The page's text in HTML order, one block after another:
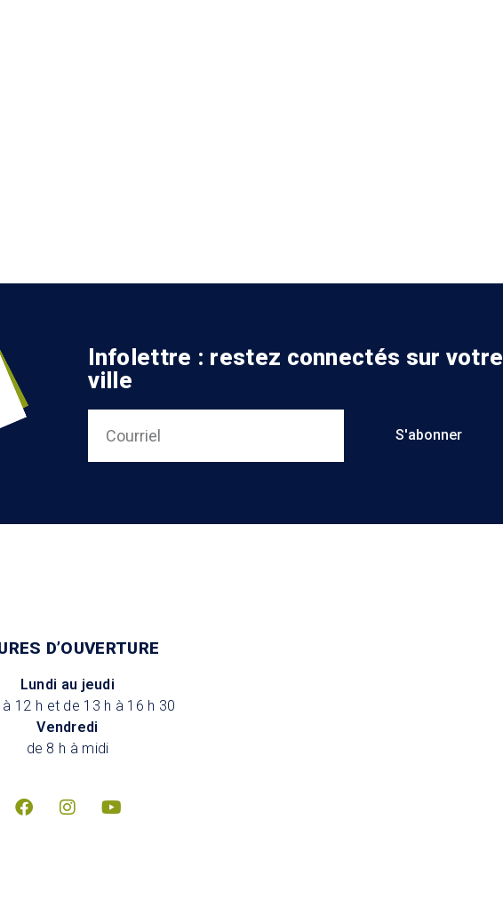
Infolettre : restez connectés sur votre
ville
S'abonner
D’OUVERTURE
Lundi au jeudi
à 12 h et de 13 h à 16 h 30
Vendredi
de 8 h à midi